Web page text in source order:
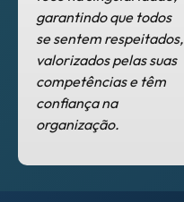
garantindo que todos
se sentem respeitados,
valorizados pelas suas
competências e têm
confiança na
organização.